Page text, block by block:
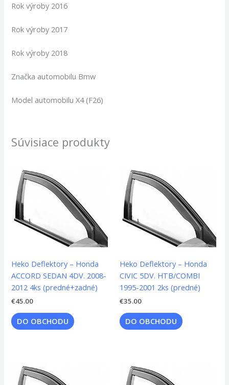
Rok výroby 2016
Rok výroby 2017
Rok výroby 2018
Značka automobilu Bmw
Model automobilu X4 (F26)
Súvisiace produkty
Heko Deflektory – Honda
ACCORD SEDAN 4DV. 2008-
2012 4ks (predné+zadné)
€45.00
DO OBCHODU
Heko Deflektory – Honda
CIVIC 5DV. HTB/COMBI
1995-2001 2ks (predné)
€35.00
DO OBCHODU